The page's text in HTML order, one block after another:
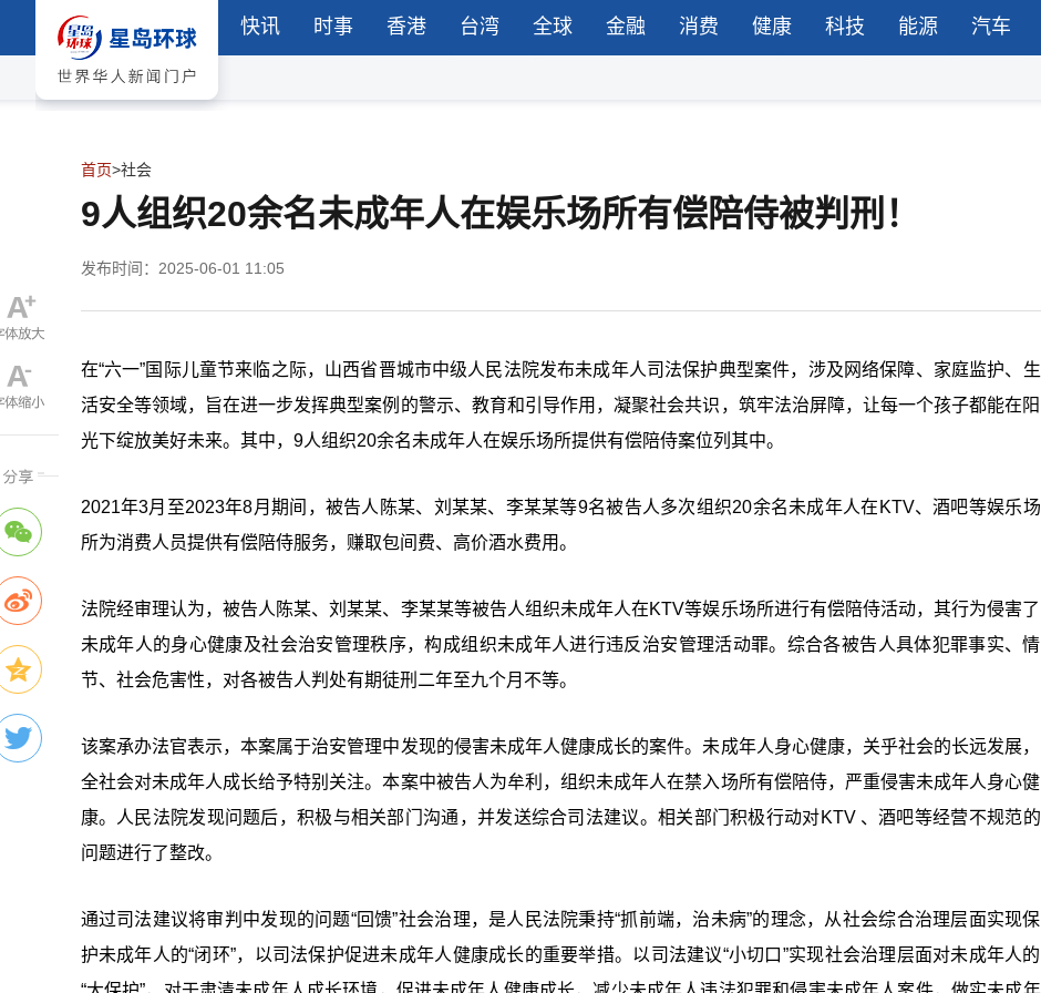
快讯 时事 香港 台湾 全球 金融 消费 健康 科技 能源 汽车
首页>社会
9人组织20余名未成年人在娱乐场所有偿陪侍被判刑！
发布时间：2025-06-01 11:05
在“六一”国际儿童节来临之际，山西省晋城市中级人民法院发布未成年人司法保护典型案件，涉及网络保障、家庭监护、生
活安全等领域，旨在进一步发挥典型案例的警示、教育和引导作用，凝聚社会共识，筑牢法治屏障，让每一个孩子都能在阳
光下绽放美好未来。其中，9人组织20余名未成年人在娱乐场所提供有偿陪侍案位列其中。
2021年3月至2023年8月期间，被告人陈某、刘某某、李某某等9名被告人多次组织20余名未成年人在KTV、酒吧等娱乐场
所为消费人员提供有偿陪侍服务，赚取包间费、高价酒水费用。
法院经审理认为，被告人陈某、刘某某、李某某等被告人组织未成年人在KTV等娱乐场所进行有偿陪侍活动，其行为侵害了
未成年人的身心健康及社会治安管理秩序，构成组织未成年人进行违反治安管理活动罪。综合各被告人具体犯罪事实、情
节、社会危害性，对各被告人判处有期徒刑二年至九个月不等。
该案承办法官表示，本案属于治安管理中发现的侵害未成年人健康成长的案件。未成年人身心健康，关乎社会的长远发展，
全社会对未成年人成长给予特别关注。本案中被告人为牟利，组织未成年人在禁入场所有偿陪侍，严重侵害未成年人身心健
康。人民法院发现问题后，积极与相关部门沟通，并发送综合司法建议。相关部门积极行动对KTV 、酒吧等经营不规范的
问题进行了整改。
通过司法建议将审判中发现的问题“回馈”社会治理，是人民法院秉持“抓前端，治未病”的理念，从社会综合治理层面实现保
护未成年人的“闭环”，以司法保护促进未成年人健康成长的重要举措。以司法建议“小切口”实现社会治理层面对未成年人的